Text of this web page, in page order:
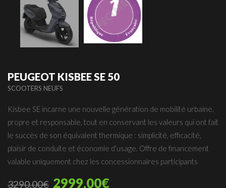
PEUGEOT KISBEE SE 50
SCOOTERS NEUFS
Kisbee SE incarne une nouvelle génération de mobilité urbaine,
propre et responsable, tout en conservant les valeurs qui ont fait
le succès de son équivalent thermique : simplicité, efficacité,
plaisir de conduite et économie d’usage. Offre de financement
valable uniquement chez les concessionnaires participants
3290,00€ 2999,00€